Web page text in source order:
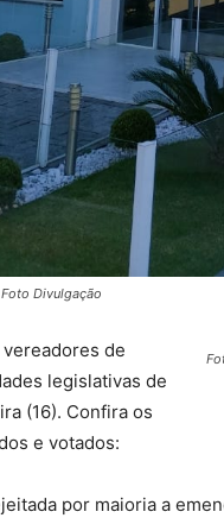
Divulgação
de
legislativas de
(16). Confira os
e votados:
por maioria a